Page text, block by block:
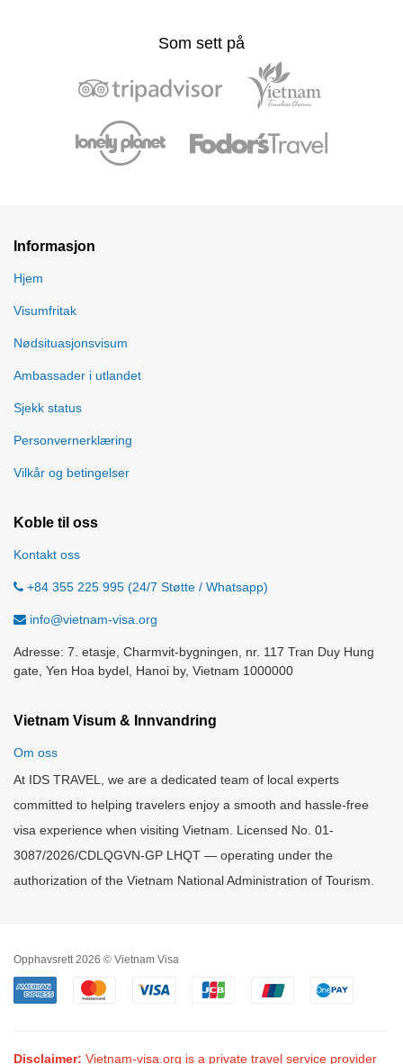
Som sett på
Informasjon
Hjem
Visumfritak
Nødsituasjonsvisum
Ambassader i utlandet
Sjekk status
Personvernerklæring
Vilkår og betingelser
Koble til oss
Kontakt oss
+84 355 225 995 (24/7 Støtte / Whatsapp)
info@vietnam-visa.org
Adresse: 7. etasje, Charmvit-bygningen, nr. 117 Tran Duy Hung
gate, Yen Hoa bydel, Hanoi by, Vietnam 1000000
Vietnam Visum & Innvandring
Om oss
At IDS TRAVEL, we are a dedicated team of local experts
committed to helping travelers enjoy a smooth and hassle-free
visa experience when visiting Vietnam. Licensed No. 01-
3087/2026/CDLQGVN-GP LHQT — operating under the
authorization of the Vietnam National Administration of Tourism.
Opphavsrett 2026 © Vietnam Visa
Disclaimer: Vietnam-visa.org is a private travel service provider